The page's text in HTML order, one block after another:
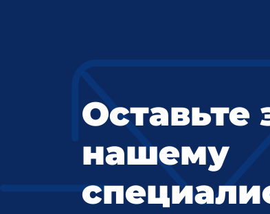
Оставьте
нашему